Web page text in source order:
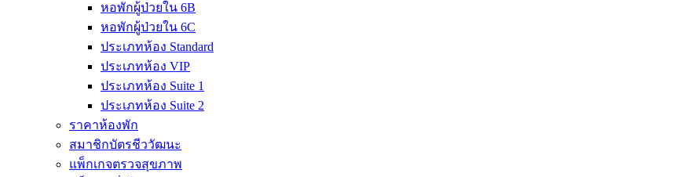
หอพักผู้ป่วยใน 6B
หอพักผู้ป่วยใน 6C
ประเภทห้อง Standard
ประเภทห้อง VIP
ประเภทห้อง Suite 1
ประเภทห้อง Suite 2
ราคาห้องพัก
สมาชิกบัตรชีววัฒนะ
แพ็กเกจตรวจสุขภาพ